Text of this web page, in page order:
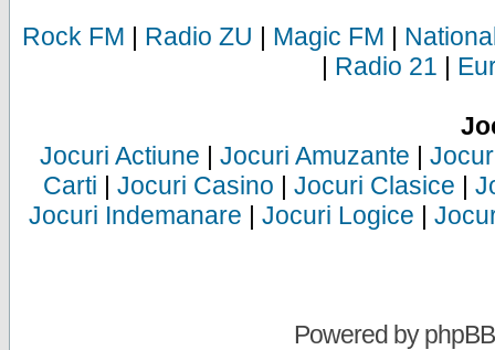
Rock FM | Radio ZU | Magic FM |
| Radio 21 |
Jocuri Actiune | Jocuri Amuzante |
Carti | Jocuri Casino | Jocuri Clasice |
Jocuri Indemanare | Jocuri Logice |
Powered byphpBB